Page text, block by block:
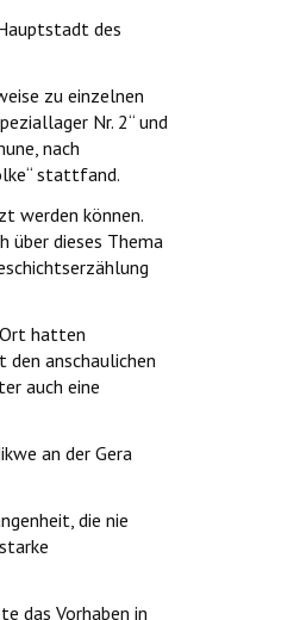
des
zu einzelnen
Nr. 2“ und
nach
stattfand.
werden können.
über dieses Thema
hatten
den anschaulichen
auch eine
an der Gera
die nie
das Vorhaben in